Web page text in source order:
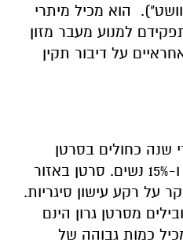
הוא מכיל מיתרי
למנוע מעבר מזון
על דיבור תקין
שנה כחולים בסרטן
סרטן באזור
על רקע עישון סיגריות.
מסרטן גרון הינם
כמות גבוהה של